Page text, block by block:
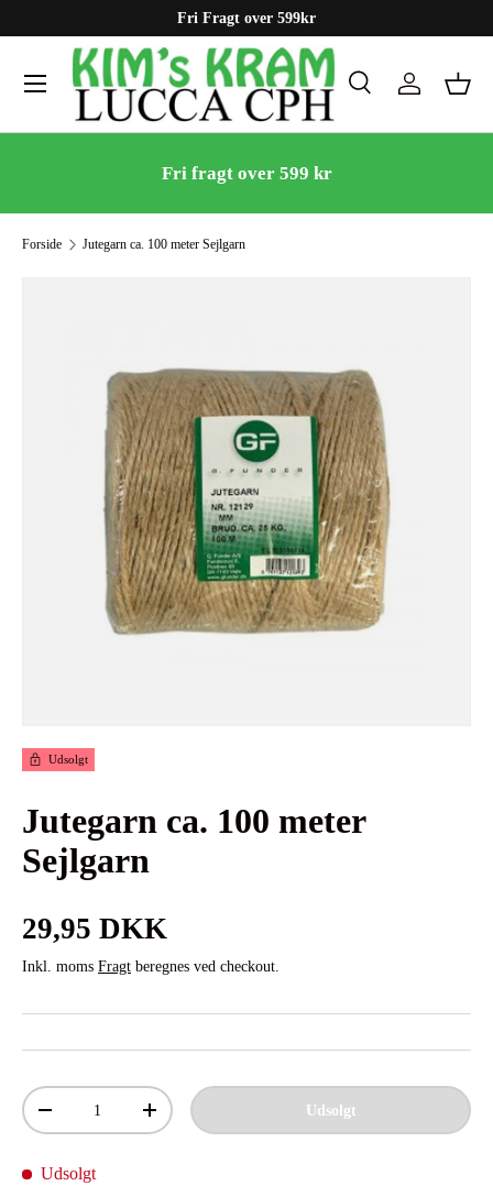
Gå til indhold
Fri Fragt over 599kr
Søg
Søg Log indKurv
Menu
Fri fragt over 599 kr
Forside Jutegarn ca. 100 meter Sejlgarn
Udsolgt
Jutegarn ca. 100 meter
Sejlgarn
Normalpris
29,95 DKK
Inkl. moms Fragt beregnes ved checkout.
Antal
Mindsk antal
Øg antal Udsolgt
Udsolgt